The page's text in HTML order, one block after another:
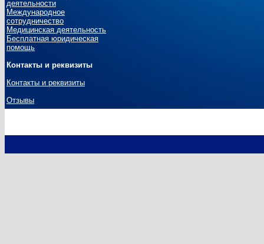
деятельности
Международное
сотрудничество
Медицинская деятельность
Бесплатная юридическая
помощь
Контакты и реквизиты
Контакты и реквизиты
Отзывы